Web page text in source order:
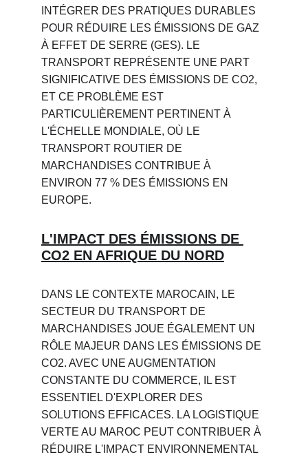
INTÉGRER DES PRATIQUES DURABLES
POUR RÉDUIRE LES ÉMISSIONS DE GAZ
À EFFET DE SERRE (GES). LE
TRANSPORT REPRÉSENTE UNE PART
SIGNIFICATIVE DES ÉMISSIONS DE CO2,
ET CE PROBLÈME EST
PARTICULIÈREMENT PERTINENT À
L'ÉCHELLE MONDIALE, OÙ LE
TRANSPORT ROUTIER DE
MARCHANDISES CONTRIBUE À
ENVIRON 77 % DES ÉMISSIONS EN
EUROPE.
L'IMPACT DES ÉMISSIONS DE
CO2 EN AFRIQUE DU NORD
DANS LE CONTEXTE MAROCAIN, LE
SECTEUR DU TRANSPORT DE
MARCHANDISES JOUE ÉGALEMENT UN
RÔLE MAJEUR DANS LES ÉMISSIONS DE
CO2. AVEC UNE AUGMENTATION
CONSTANTE DU COMMERCE, IL EST
ESSENTIEL D'EXPLORER DES
SOLUTIONS EFFICACES. LA LOGISTIQUE
VERTE AU MAROC PEUT CONTRIBUER À
RÉDUIRE L'IMPACT ENVIRONNEMENTAL